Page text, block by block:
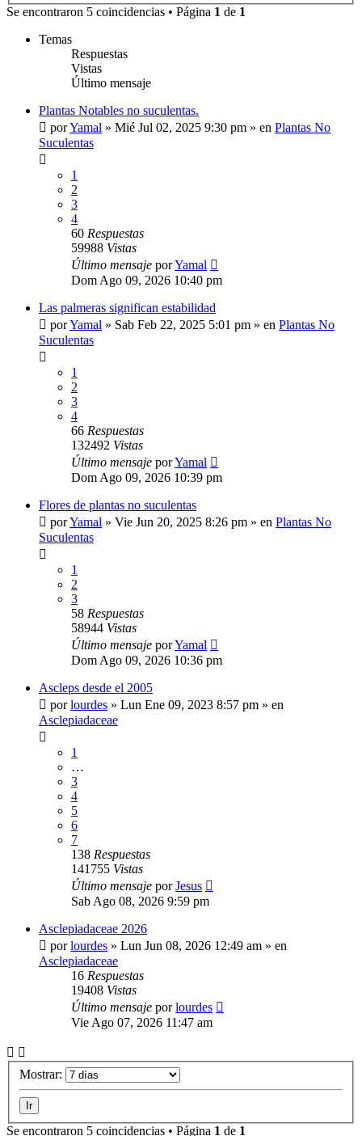
Se encontraron 5 coincidencias • Página 1 de 1
Temas
Respuestas
Vistas
Último mensaje
Plantas Notables no suculentas.
porYamal » Mié Jul 02, 2025 9:30 pm » en Plantas No
Suculentas
1
2
3
4
60 Respuestas
59988 Vistas
Último mensaje porYamal
Dom Ago 09, 2026 10:40 pm
Las palmeras significan estabilidad
porYamal » Sab Feb 22, 2025 5:01 pm » en Plantas No
Suculentas
1
2
3
4
66 Respuestas
132492 Vistas
Último mensaje porYamal
Dom Ago 09, 2026 10:39 pm
Flores de plantas no suculentas
porYamal » Vie Jun 20, 2025 8:26 pm » en Plantas No
Suculentas
1
2
3
58 Respuestas
58944 Vistas
Último mensaje porYamal
Dom Ago 09, 2026 10:36 pm
Ascleps desde el 2005
porlourdes » Lun Ene 09, 2023 8:57 pm » en
Asclepiadaceae
1
…
3
4
5
6
7
138 Respuestas
141755 Vistas
Último mensaje porJesus
Sab Ago 08, 2026 9:59 pm
Asclepiadaceae 2026
porlourdes » Lun Jun 08, 2026 12:49 am » en
Asclepiadaceae
16 Respuestas
19408 Vistas
Último mensaje porlourdes
Vie Ago 07, 2026 11:47 am
Mostrar:
Se encontraron 5 coincidencias • Página 1 de 1